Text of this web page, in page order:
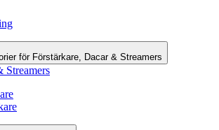
för Förstärkare, Dacar & Streamers
Streamers